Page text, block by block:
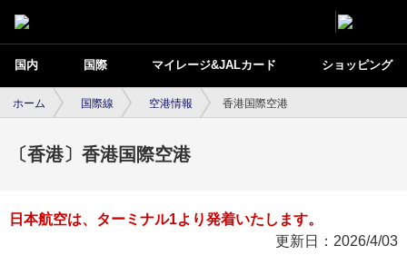
国内 国際 マイレージ&JALカード ショッピング
ホーム 国際線 空港情報 香港国際空港
〔香港〕香港国際空港
日本航空は、ターミナル1より発着いたします。
更新日：2026/4/03